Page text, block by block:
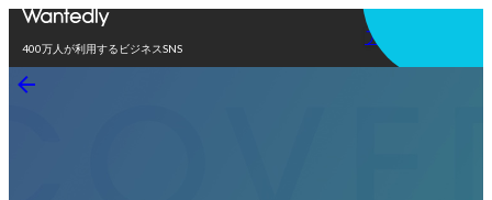
400万人が利用するビジネスSNS
アプリを使う